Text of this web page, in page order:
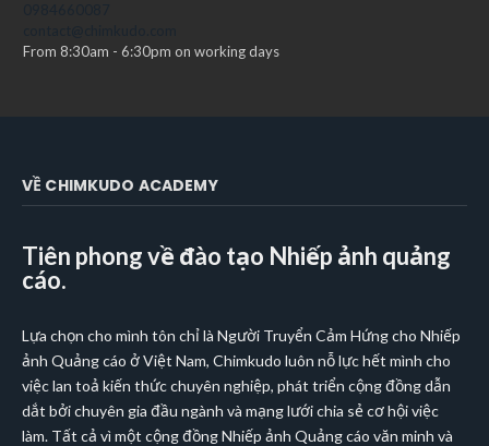
From 8:30am - 6:30pm on working days
VỀ CHIMKUDO ACADEMY
Tiên phong về đào tạo Nhiếp ảnh quảng
cáo.
Lựa chọn cho mình tôn chỉ là Người Truyển Cảm Hứng cho Nhiếp
ảnh Quảng cáo ở Việt Nam, Chimkudo luôn nỗ lực hết mình cho
việc lan toả kiến thức chuyên nghiệp, phát triển cộng đồng dẫn
dắt bởi chuyên gia đầu ngành và mạng lưới chia sẻ cơ hội việc
làm. Tất cả vì một cộng đồng Nhiếp ảnh Quảng cáo văn minh và